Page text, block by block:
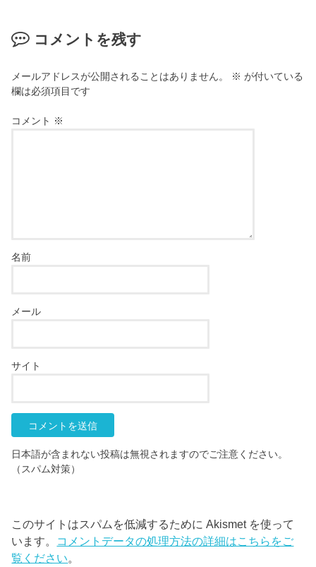
コメントを残す
メールアドレスが公開されることはありません。 ※ が付いている
欄は必須項目です
コメント ※
名前
メール
サイト
日本語が含まれない投稿は無視されますのでご注意ください。
（スパム対策）
このサイトはスパムを低減するために Akismet を使って
います。 コメントデータの処理方法の詳細はこちらをご
覧ください。